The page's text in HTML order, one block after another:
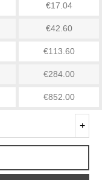
€17.04
€42.60
€113.60
€284.00
€852.00
+